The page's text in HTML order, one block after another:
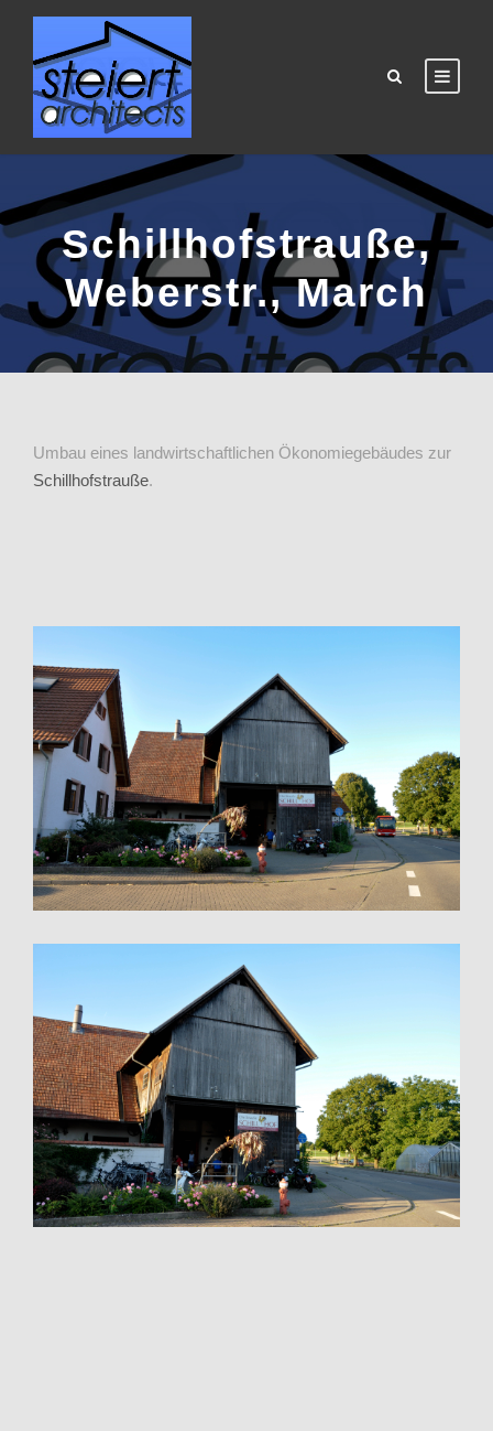
Schillhofstrauße,
Weberstr., March
Umbau eines landwirtschaftlichen Ökonomiegebäudes zur
Schillhofstrauße.